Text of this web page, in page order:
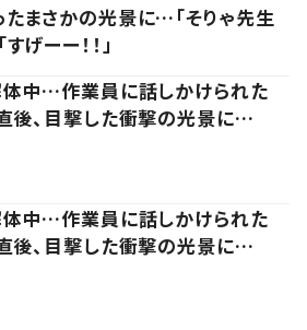
まさかの光景に…「そりゃ先生
げーー！！」
中…作業員に話しかけられた
後、目撃した衝撃の光景に…
中…作業員に話しかけられた
後、目撃した衝撃の光景に…